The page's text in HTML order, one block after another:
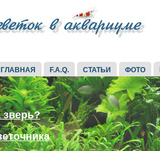
ГЛАВНАЯ F.A.Q. СТАТЬИ ФОТО
зверь?